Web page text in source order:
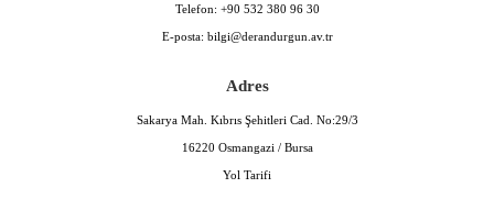
Telefon: +90 532 380 96 30
E-posta: bilgi@derandurgun.av.tr
Adres
Sakarya Mah. Kıbrıs Şehitleri Cad. No:29/3
16220 Osmangazi / Bursa
Yol Tarifi